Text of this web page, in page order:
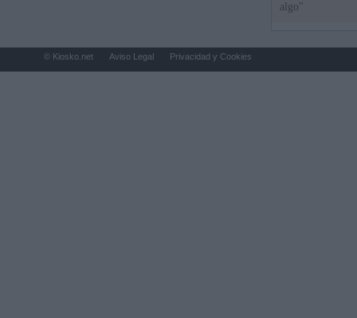
algo"
© Kiosko.net Aviso Legal Privacidad y Cookies